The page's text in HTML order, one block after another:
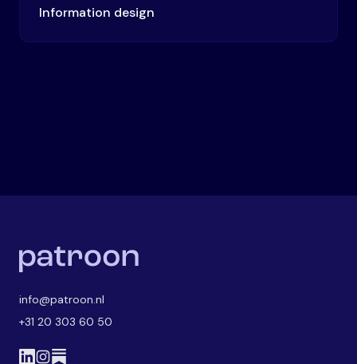
Information design
info@patroon.nl
+31 20 303 60 50